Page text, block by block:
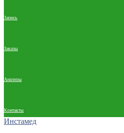
Запись
Заказы
Анализы
Контакты
Инстамед